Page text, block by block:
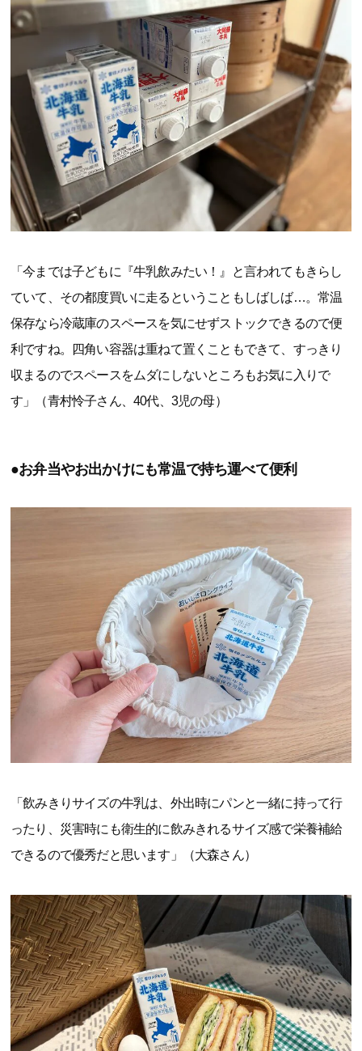
「今までは子どもに『牛乳飲みたい！』と言われてもきらし
ていて、その都度買いに走るということもしばしば…。常温
保存なら冷蔵庫のスペースを気にせずストックできるので便
利ですね。四角い容器は重ねて置くこともできて、すっきり
収まるのでスペースをムダにしないところもお気に入りで
す」（青村怜子さん、40代、3児の母）
●お弁当やお出かけにも常温で持ち運べて便利
「飲みきりサイズの牛乳は、外出時にパンと一緒に持って行
ったり、災害時にも衛生的に飲みきれるサイズ感で栄養補給
できるので優秀だと思います」（大森さん）